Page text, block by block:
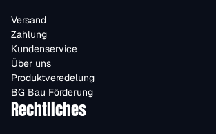
Versand
Zahlung
Kundenservice
Über uns
Produktveredelung
BG Bau Förderung
Rechtliches